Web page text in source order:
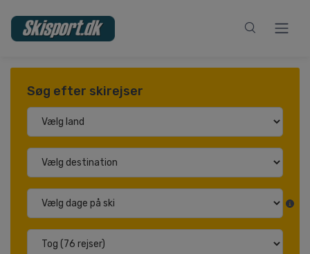
Søg efter skirejser